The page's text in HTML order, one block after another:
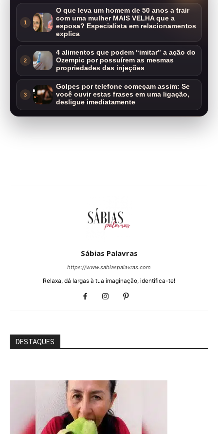
1
O que leva um homem de 50 anos a trair
com uma mulher MAIS VELHA que a
esposa? Especialista em relacionamentos
explica
2
4 alimentos que podem “imitar” a ação do
Ozempic por possuírem as mesmas
propriedades das injeções
3
Golpes por telefone começam assim: Se
você ouvir estas frases em uma ligação,
desligue imediatamente
Sábias Palavras
https://www.sabiaspalavras.com
Relaxa, dá largas à tua imaginação, identifica-te!
DESTAQUES